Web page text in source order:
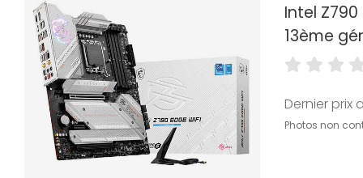
Intel
13ème
Dernier prix
Photos non